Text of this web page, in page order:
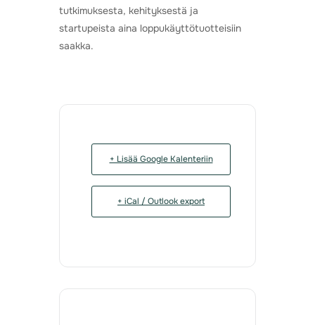
tutkimuksesta, kehityksestä ja
startupeista aina loppukäyttötuotteisiin
saakka.
+ Lisää Google Kalenteriin
+ iCal / Outlook export